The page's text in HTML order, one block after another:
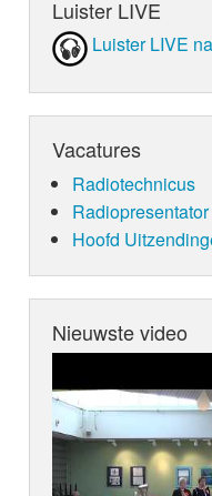
Luister LIVE
Luister LIVE
Vacatures
Radiotechnicus
Radiopresentator
Hoofd
Nieuwste video